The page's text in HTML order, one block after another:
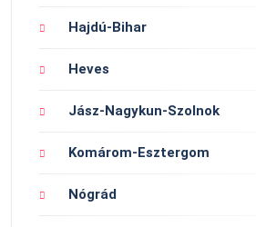
Hajdú-Bihar
Heves
Jász-Nagykun-Szolnok
Komárom-Esztergom
Nógrád